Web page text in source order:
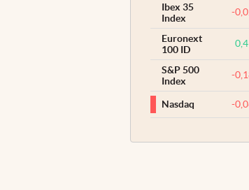
Ibex 35
Index
-
Euronext
100 ID
S&P 500
Index
-
Nasdaq -